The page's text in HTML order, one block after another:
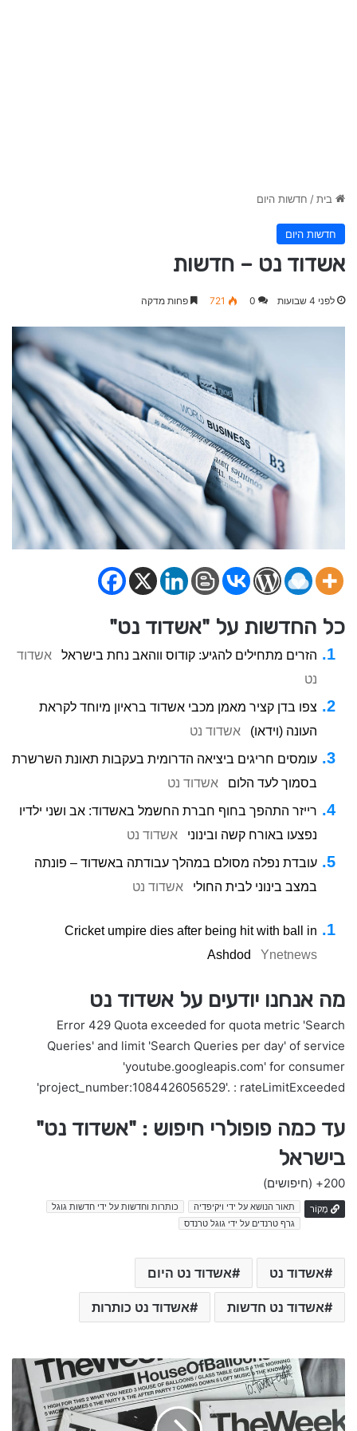
בית/ חדשות היום
חדשות היום
אשדוד נט – חדשות
לפני 4 שבועות 0
721 פחות מדקה
כל החדשות על "אשדוד נט"
הזרים מתחילים להגיע: קודוס ווהאב נחת בישראל
אשדוד
נט
צפו בדן קציר מאמן מכבי אשדוד בראיון מיוחד לקראת
העונה (וידאו)
אשדוד נט
עומסים חריגים ביציאה הדרומית בעקבות תאונת השרשרת
בסמוך לעד הלום
אשדוד נט
רייזר התהפך בחוף חברת החשמל באשדוד: אב ושני ילדיו
נפצעו באורח קשה ובינוני
אשדוד נט
עובדת נפלה מסולם במהלך עבודתה באשדוד – פונתה
במצב בינוני לבית החולי
אשדוד נט
Cricket umpire dies after being hit with ball in
Ashdod
Ynetnews
מה אנחנו יודעים על אשדוד נט
Error 429 Quota exceeded for quota metric 'Search
Queries' and limit 'Search Queries per day' of service
'youtube.googleapis.com' for consumer
'project_number:1084426056529'. : rateLimitExceeded
עד כמה פופולרי חיפוש : "אשדוד נט"
בישראל
200+ (חיפושים)
מָקוֹר תאור הנושא על ידי ויקיפדיה
כותרות וחדשות על ידי חדשות גוגל
גרף טרנדים על ידי גוגל טרנדס
אשדוד נט אשדוד נט היום
אשדוד נט חדשות אשדוד נט כותרות
ר
א